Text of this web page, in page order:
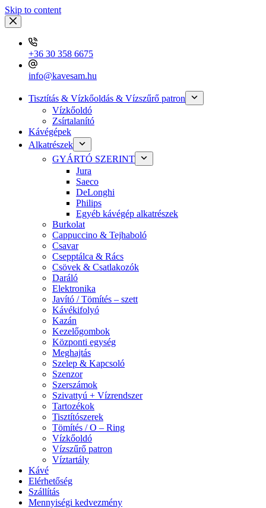
Skip to content
+36 30 358 6675
info@kavesam.hu
Tisztítás & Vízkőoldás & Vízszűrő patron
Vízkőoldó
Zsírtalanító
Kávégépek
Alkatrészek
GYÁRTÓ SZERINT
Jura
Saeco
DeLonghi
Philips
Egyéb kávégép alkatrészek
Burkolat
Cappuccino & Tejhaboló
Csavar
Csepptálca & Rács
Csövek & Csatlakozók
Daráló
Elektronika
Javító / Tömítés – szett
Kávékifolyó
Kazán
Kezelőgombok
Központi egység
Meghajtás
Szelep & Kapcsoló
Szenzor
Szerszámok
Szivattyú + Vízrendszer
Tartozékok
Tisztítószerek
Tömítés / O – Ring
Vízkőoldó
Vízszűrő patron
Víztartály
Kávé
Elérhetőség
Szállítás
Mennyiségi kedvezmény